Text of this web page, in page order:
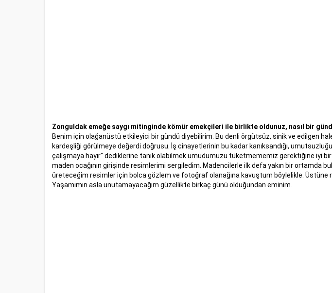
Zonguldak emeğe saygı mitinginde kömür emekçileri ile birlikte oldunuz, nasıl bir
Benim için olağanüstü etkileyici bir gündü diyebilirim. Bu denli örgütsüz, sinik ve edilgen
kardeşliği görülmeye değerdi doğrusu. İş cinayetlerinin bu kadar kanıksandığı,
çalışmaya hayır" dediklerine tanık olabilmek umudumuzu tüketmememiz gerektiğine iyi
maden ocağının girişinde resimlerimi sergiledim. Madencilerle ilk defa yakın bir ortamda
üreteceğim resimler için bolca gözlem ve fotoğraf olanağına kavuştum böylelikle.
Yaşamımın asla unutamayacağım güzellikte birkaç günü olduğundan eminim.